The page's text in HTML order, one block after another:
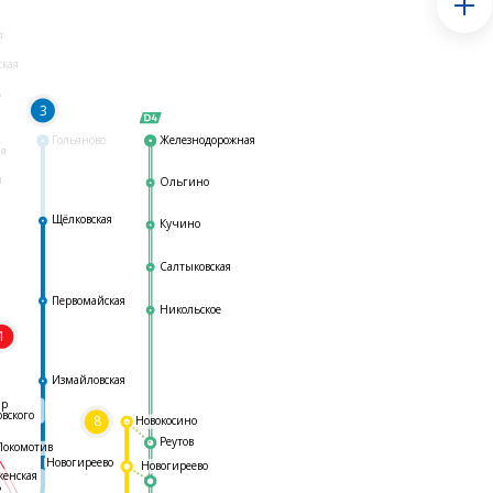
Гольяново
3
8
Железнодорожная
Ольгино
Кучино
Салтыковская
Никольское
Реутов
Измайловская
Первомайская
Щёлковская
Новогиреево
Новогиреево
Новокосино